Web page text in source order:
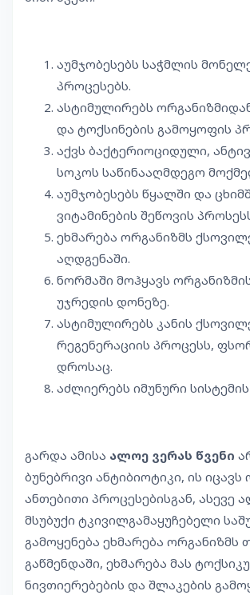
აუმჯობესებს საჭმლის
პროცესებს.
ასტიმულირებს
და ტოქსინების გამოყოფის
აქვს ბაქტერიოციდული,
სოკოს საწინააღმდეგო
აუმჯობესებს წყალში და
ვიტამინების შეწოვის
ეხმარება ორგანიზმს
აღდგენაში.
ნორმაში მოჰყავს
უჯრედის დონეზე.
ასტიმულირებს კანის
რეგენერაციის პროცესს,
დროსაც.
აძლიერებს იმუნური
გარდა ამისა ალოე ვერას წვენი
ბუნებრივი ანტიბიოტიკი, ის იცავს
ანთებითი პროცესებისგან, ასევე
მსუბუქი ტკივილგამაყუჩებელი
გამოყენება ეხმარება ორგანიზმს
გაწმენდაში, ეხმარება მას
ნივთიერებების და შლაკების